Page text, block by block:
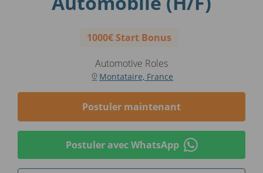
1000€ Start Bonus
Automotive Roles
Montataire, France
Postuler maintenant
Postuler avec WhatsApp